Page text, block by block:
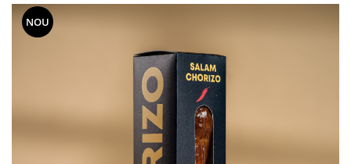
FRUCTE LA CONSERVĂ
OȚETURI ȘI SOSURI
BĂUTURI / LAPTE VEGETAL
CREME ȘI PASTE TARTINABILE
NOU